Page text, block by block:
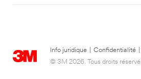
Info juridique Confidentialité
© 3M 2026. Tous droits